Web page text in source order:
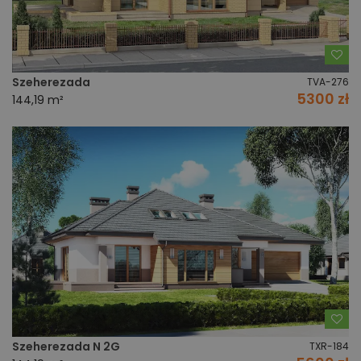
Szeherezada TVA-276
144,19 m² 5300 zł
Szeherezada N 2G TXR-184